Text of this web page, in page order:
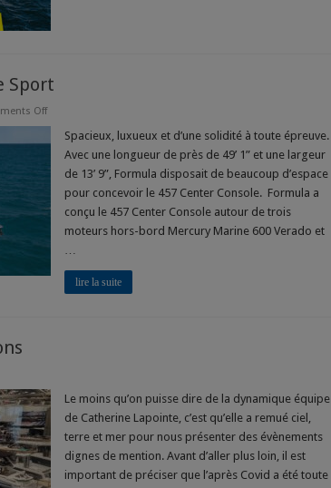
Sport
Offon
Center
Console
Sport
Spacieux, luxueux et d’une solidité à toute épreuve.
Avec une longueur de près de 49’ 1” et une largeur
de 13’ 9”, Formula disposait de beaucoup d’espace
pour concevoir le 457 Center Console. Formula a
conçu le 457 Center Console autour de trois
moteurs hors-bord Mercury Marine 600 Verado et
…
lire la suite
Le moins qu’on puisse dire de la dynamique équipe
de Catherine Lapointe, c’est qu’elle a remué ciel,
terre et mer pour nous présenter des évènements
dignes de mention. Avant d’aller plus loin, il est
important de préciser que l’après Covid a été toute